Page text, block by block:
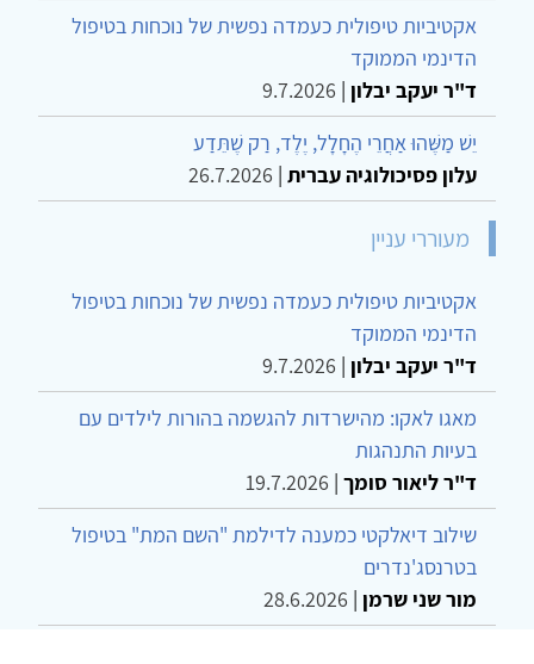
אקטיביות טיפולית כעמדה נפשית של נוכחות בטיפול
הדינמי הממוקד
ד"ר יעקב יבלון |
9.7.2026
יֵשׁ מַשֶּׁהוּ אַחֲרֵי הֶחָלָל, יֶלֶד, רַק שֶׁתֵּדַע
עלון פסיכולוגיה עברית |
26.7.2026
מעוררי עניין
אקטיביות טיפולית כעמדה נפשית של נוכחות בטיפול
הדינמי הממוקד
ד"ר יעקב יבלון |
9.7.2026
מאגו לאקו: מהישרדות להגשמה בהורות לילדים עם
בעיות התנהגות
ד"ר ליאור סומך |
19.7.2026
שילוב דיאלקטי כמענה לדילמת "השם המת" בטיפול
בטרנסג'נדרים
מור שני שרמן |
28.6.2026